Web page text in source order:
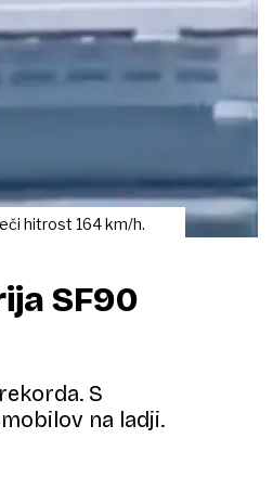
hitrost 164 km/h.
SF90
S
na ladji.